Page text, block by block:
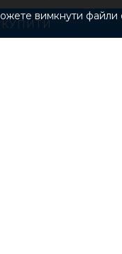
КУПИТИ
вимкнути файли